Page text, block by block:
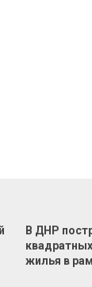
В ДНР
жилья в